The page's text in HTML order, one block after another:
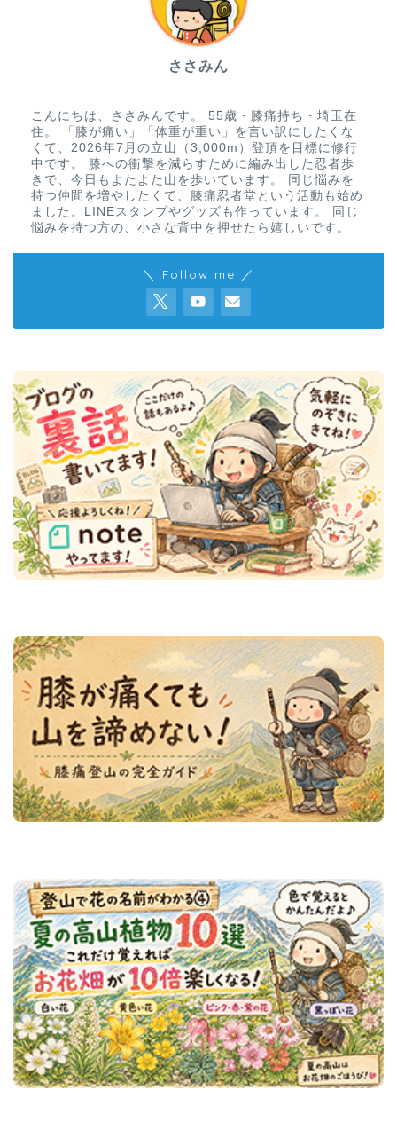
ささみん
こんにちは、ささみんです。 55歳・膝痛持ち・埼玉在
住。 「膝が痛い」「体重が重い」を言い訳にしたくな
くて、2026年7月の立山（3,000m）登頂を目標に修行
中です。 膝への衝撃を減らすために編み出した忍者歩
きで、今日もよたよた山を歩いています。 同じ悩みを
持つ仲間を増やしたくて、膝痛忍者堂という活動も始め
ました。LINEスタンプやグッズも作っています。 同じ
悩みを持つ方の、小さな背中を押せたら嬉しいです。
＼ Follow me ／